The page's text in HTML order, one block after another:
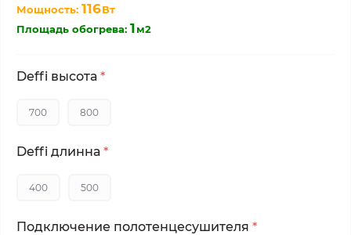
Мощность: 116Вт
Площадь обогрева: 1м2
Deffi высота *
700 800
Deffi длинна *
400 500
Подключение полотенцесушителя *